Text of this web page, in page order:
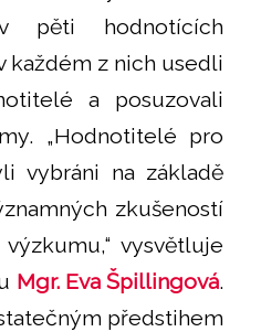
pěti hodnotících
každém z nich usedli
a posuzovali
„Hodnotitelé pro
vybráni na základě
zkušeností
vysvětluje
Mgr. Eva Špillingová.
předstihem